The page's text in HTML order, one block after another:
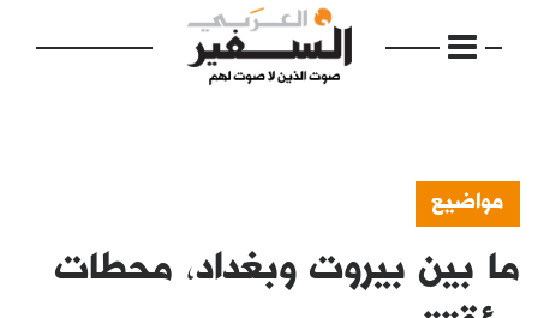
الرئيسية
مواضيع
مواضيع
ما بين بيروت وبغداد، محطات